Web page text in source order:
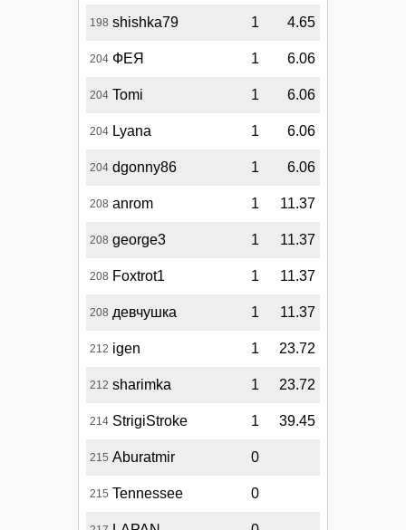
198 shishka79 1 4.65
204 ФЕЯ 1 6.06
204 Tomi 1 6.06
204 Lyana 1 6.06
204 dgonny86 1 6.06
208 anrom 1 11.37
208 george3 1 11.37
208 Foxtrot1 1 11.37
208 девчушка 1 11.37
212 igen 1 23.72
212 sharimka 1 23.72
214 StrigiStroke 1 39.45
215 Aburatmir 0
215 Tennessee 0